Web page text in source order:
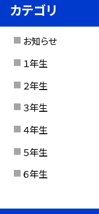
カテゴリ
お知らせ
１年生
２年生
３年生
４年生
５年生
６年生